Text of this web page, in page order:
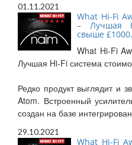
01.11.2021
What Hi-Fi
– Лучшая
свыше £1000.
What Hi-Fi
Лучшая Hi-Fi система
Редко продукт выглядит и
Atom. Встроенный
создан на базе
29.10.2021
What Hi-Fi